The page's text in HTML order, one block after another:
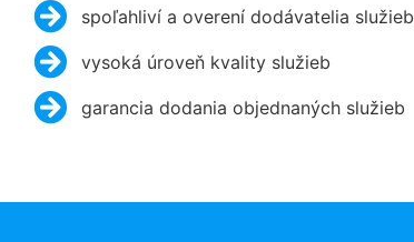
spoľahliví a overení dodávatelia služieb
vysoká úroveň kvality služieb
garancia dodania objednaných služieb